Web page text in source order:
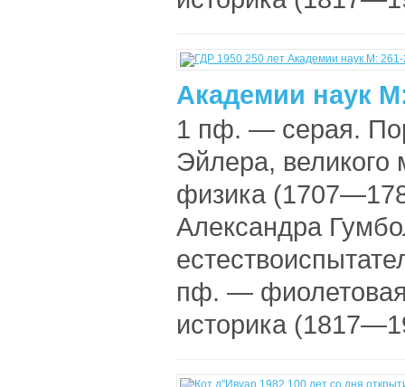
Академии наук
1 пф. — серая.
Эйлера, великого
физика
Александра
пф. —
историка